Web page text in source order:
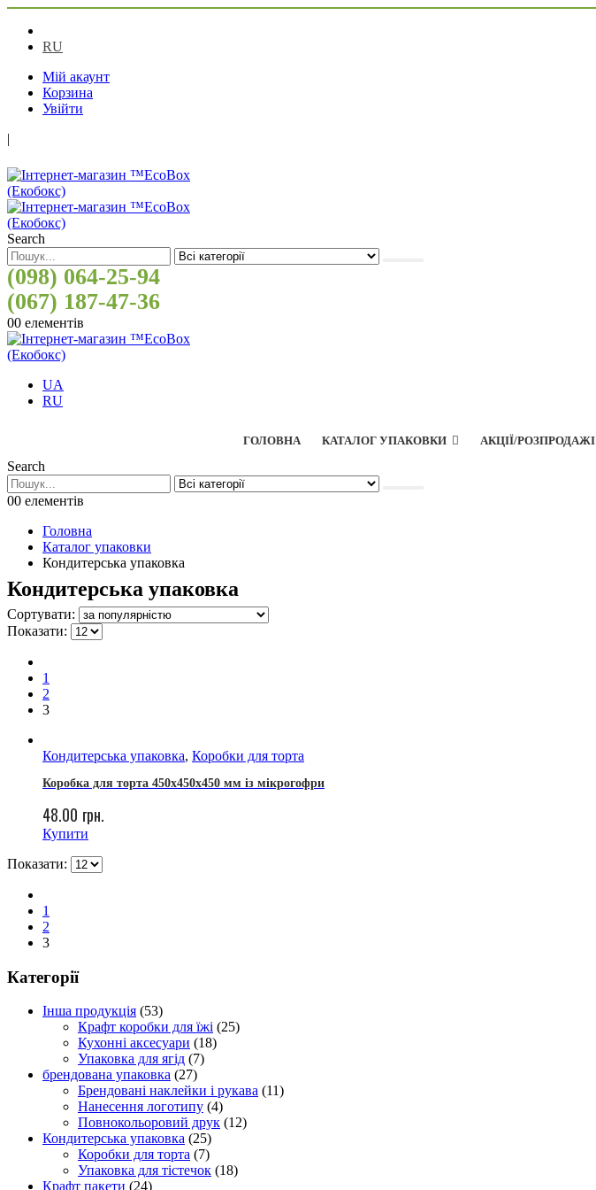
RU
Мій акаунт
Корзина
Увійти
|
Search
(098) 064-25-94
(067) 187-47-36
00 елементів
UA
RU
ГОЛОВНА КАТАЛОГ УПАКОВКИ АКЦІЇ/РОЗПРОДАЖІ
Search
00 елементів
Головна
Каталог упаковки
Кондитерська упаковка
Кондитерська упаковка
Сортувати:
Показати:
1
2
3
Кондитерська упаковка, Коробки для торта
Коробка для торта 450х450х450 мм із мікрогофри
48.00 грн.
Купити
Показати:
1
2
3
Категорії
Інша продукція (53)
Крафт коробки для їжі (25)
Кухонні аксесуари (18)
Упаковка для ягід (7)
брендована упаковка (27)
Брендовані наклейки і рукава (11)
Нанесення логотипу (4)
Повнокольоровий друк (12)
Кондитерська упаковка (25)
Коробки для торта (7)
Упаковка для тістечок (18)
Крафт пакети (24)